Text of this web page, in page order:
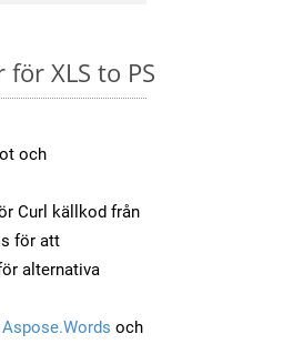
XLS to PS
och
Curl källkod från
för att
alternativa
Aspose.Words och